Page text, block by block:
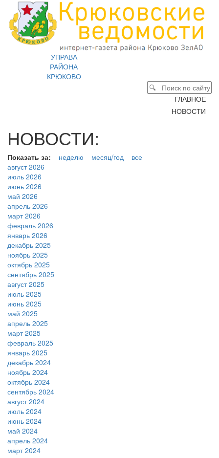
УПРАВА
РАЙОНА
КРЮКОВО
ГЛАВНОЕ
НОВОСТИ
НОВОСТИ:
Показать за: неделю месяц/год
все
август 2026
июль 2026
июнь 2026
май 2026
апрель 2026
март 2026
февраль 2026
январь 2026
декабрь 2025
ноябрь 2025
октябрь 2025
сентябрь 2025
август 2025
июль 2025
июнь 2025
май 2025
апрель 2025
март 2025
февраль 2025
январь 2025
декабрь 2024
ноябрь 2024
октябрь 2024
сентябрь 2024
август 2024
июль 2024
июнь 2024
май 2024
апрель 2024
март 2024